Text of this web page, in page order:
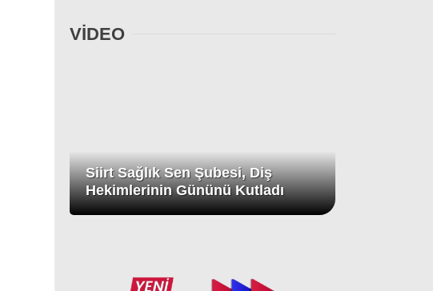
VİDEO
Siirt Sağlık Sen Şubesi, Diş
Hekimlerinin Gününü Kutladı